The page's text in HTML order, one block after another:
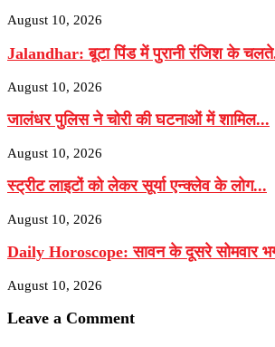
August 10, 2026
Jalandhar: बूटा पिंड में पुरानी रंजिश के
August 10, 2026
जालंधर पुलिस ने चोरी की घटनाओं में शामिल...
August 10, 2026
स्ट्रीट लाइटों को लेकर सूर्या एन्क्लेव के लोग...
August 10, 2026
Daily Horoscope: सावन के दूसरे सोमवार
August 10, 2026
Leave a Comment